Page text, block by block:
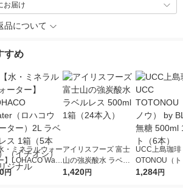
お届け
品について
すめ
・ミネラルウォー
】LOHACO Wate
ハコウォータ
円
アイリスフーズ 富士
山の強炭酸水 ラベル
レス 500ml 1箱（24
1,420円
UCC上島珈琲
OTONOU（
ウ） by
1,284円